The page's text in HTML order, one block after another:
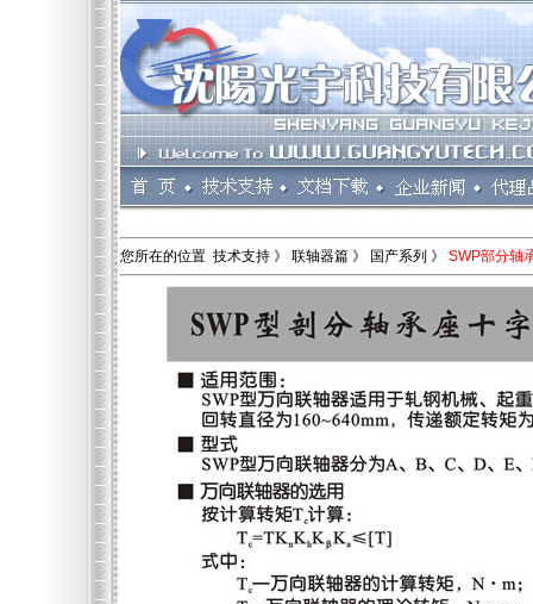
您所在的位置 技术支持 》 联轴器篇 》 国产系列 》 SWP部分轴